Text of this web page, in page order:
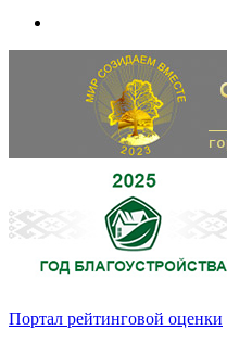
Портал рейтинговой оценки